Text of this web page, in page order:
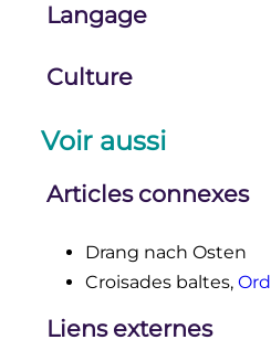
Langage
Culture
Voir aussi
Articles connexes
Drang nach Osten
Croisades baltes,
Liens externes